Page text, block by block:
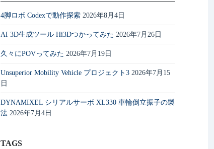
4脚ロボ Codexで動作探索 2026年8月4日
AI 3D生成ツール Hi3Dつかってみた 2026年7月26日
久々にPOVってみた 2026年7月19日
Unsuperior Mobility Vehicle プロジェクト3 2026年7月15
日
DYNAMIXEL シリアルサーボ XL330 車輪倒立振子の製
法 2026年7月4日
TAGS